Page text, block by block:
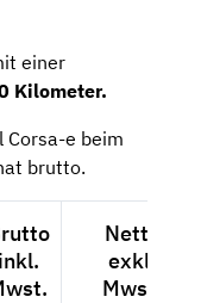
einer
Kilometer.
Corsa-e beim
brutto.
inkl.
Netto
exkl.
Mwst.